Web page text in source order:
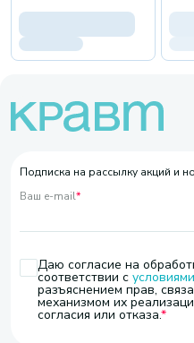
Подписка на рассылку акций и
Ваш e-mail*
Даю согласие на
соответствии с
разъяснением прав,
механизмом их
согласия или отказа.